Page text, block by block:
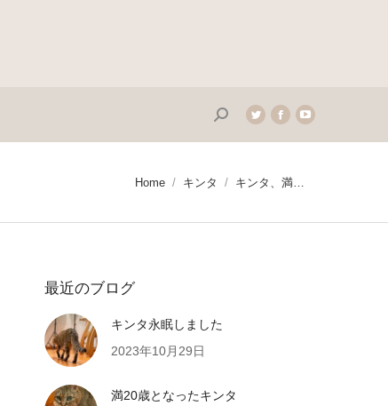
Search:Twitter
page
in
window
Facebook
page
in
window
YouTube
page
window
You are here:
Home キンタ キンタ、満…
最近のブログ
キンタ永眠しました
2023年10月29日
満20歳となったキンタ